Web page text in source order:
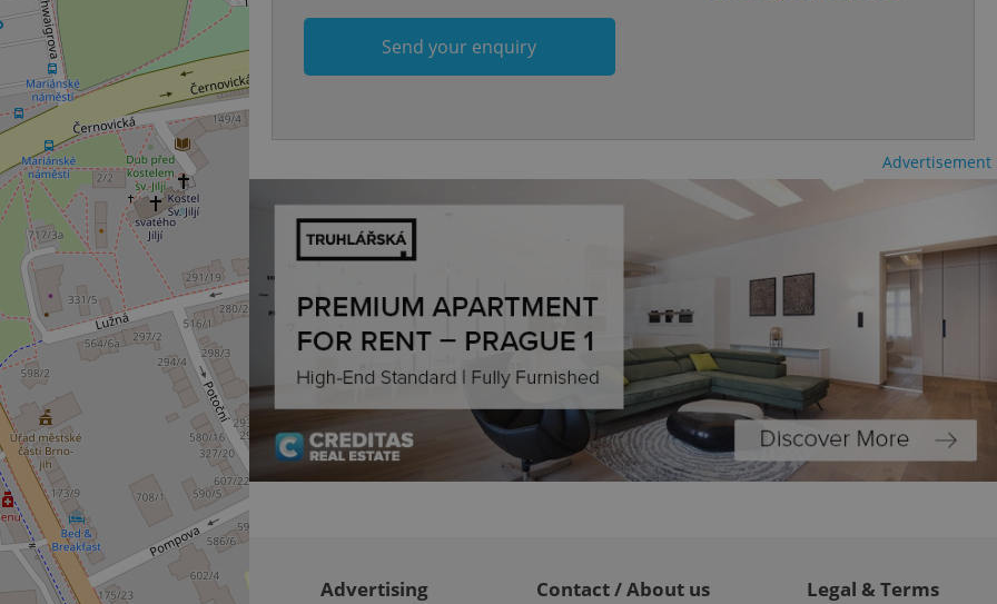
Send your enquiry
Advertisement
Advertising Contact / About us Legal & Terms
.www.expats.cz 12 hours
This cookie is used to understand article usage
and user engagement. This is necessary for us to
be able to provide high-quality services and
PHP.net
.www.expats.cz
example is maintaining a logged-in status for a
.expats.cz 6 months
This cookie is used to allow for long-term sign-ins
on Expats.cz. It is necessary to ensure a
comfortable user experience and maintain access
Provider
/
Domain
Description
Google
LLC
.expats.cz
This cookie name is associated with Google Universal Analytics - which is a
significant update to Google's more commonly used analytics service. This
cookie is used to distinguish unique users by assigning a randomly generated
number as a client identifier. It is included in each page request in a site and
used to calculate visitor, session and campaign data for the sites analytics
reports.
.expats.cz
1 year 1
month
This cookie is used by Google Analytics to persist session state.
Expiration Description
3 months
Used by Facebook to deliver a series of advertisement products such as real time
bidding from third party advertisers